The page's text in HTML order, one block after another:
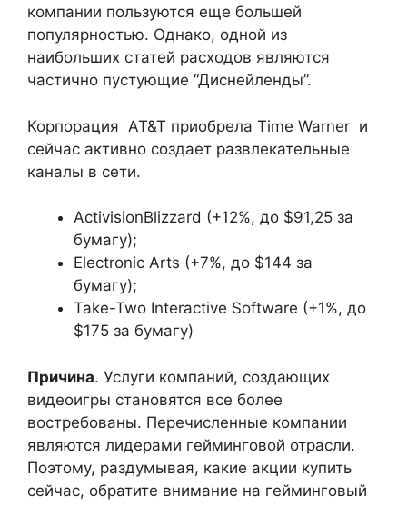
компании пользуются еще большей
популярностью. Однако, одной из
наибольших статей расходов являются
частично пустующие “Диснейленды”.
Корпорация AT&T приобрела Time Warner и
сейчас активно создает развлекательные
каналы в сети.
ActivisionBlizzard (+12%, до $91,25 за
бумагу);
Electronic Arts (+7%, до $144 за
бумагу);
Take-Two Interactive Software (+1%, до
$175 за бумагу)
Причина. Услуги компаний, создающих
видеоигры становятся все более
востребованы. Перечисленные компании
являются лидерами гейминговой отрасли.
Поэтому, раздумывая, какие акции купить
сейчас, обратите внимание на гейминговый